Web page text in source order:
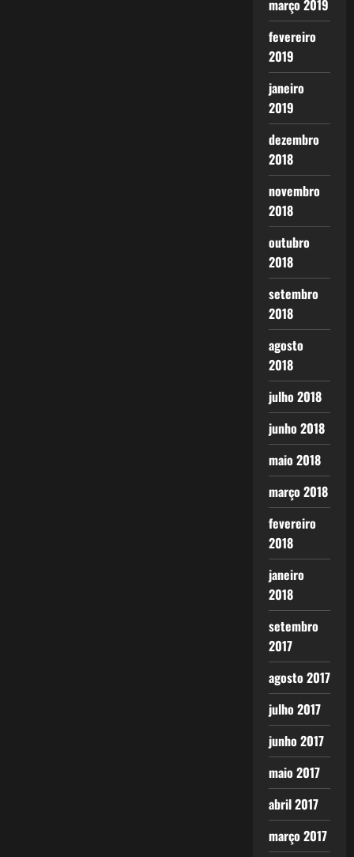
março 2019
fevereiro
2019
janeiro
2019
dezembro
2018
novembro
2018
outubro
2018
setembro
2018
agosto
2018
julho 2018
junho 2018
maio 2018
março 2018
fevereiro
2018
janeiro
2018
setembro
2017
agosto 2017
julho 2017
junho 2017
maio 2017
abril 2017
março 2017